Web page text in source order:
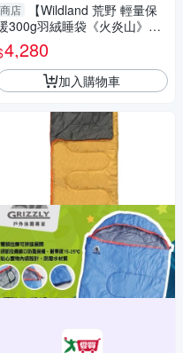
商店
【Wildland 荒野 輕量保
300g羽絨睡袋《火炎山》】
W5003/登山/露營/露宿袋/保暖
4,280
加入購物車